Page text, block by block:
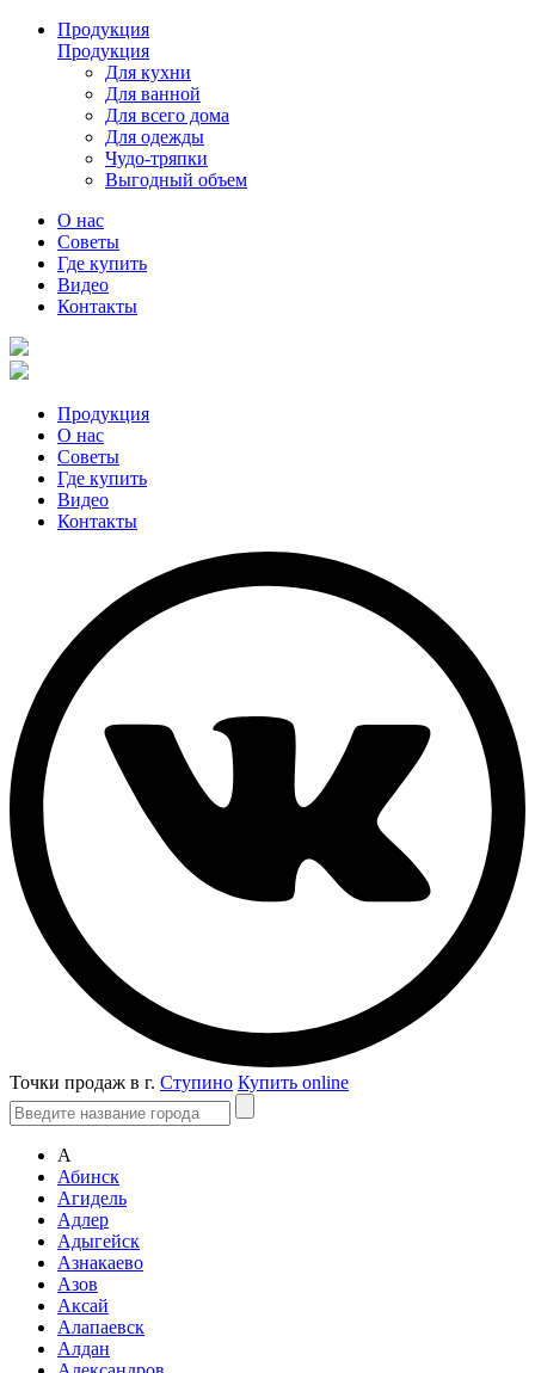
Продукция
Продукция
Для кухни
Для ванной
Для всего дома
Для одежды
Чудо-тряпки
Выгодный объем
О нас
Советы
Где купить
Видео
Контакты
Продукция
О нас
Советы
Где купить
Видео
Контакты
Точки продаж в г. Ступино Купить online
А
Абинск
Агидель
Адлер
Адыгейск
Азнакаево
Азов
Аксай
Алапаевск
Алдан